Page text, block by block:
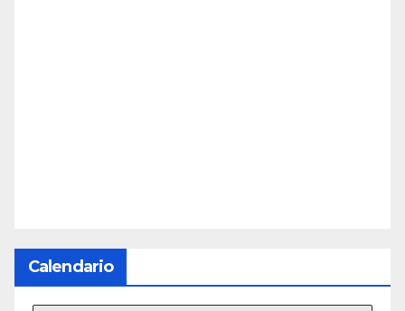
Calendario